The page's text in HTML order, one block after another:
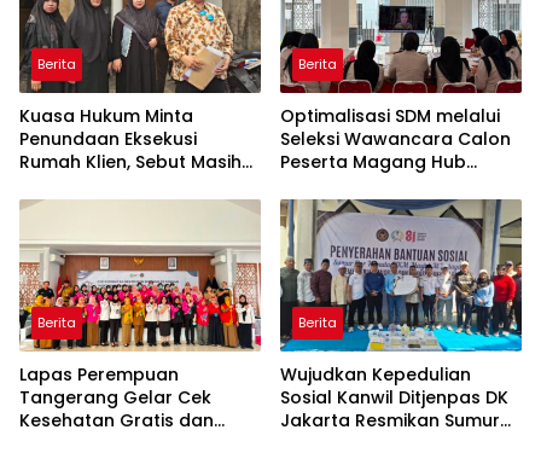
Berita
Kuasa Hukum Minta
Penundaan Eksekusi
Rumah Klien, Sebut Masih
Hukum yang Berjalan
Berita
Optimalisasi SDM melalui
Seleksi Wawancara Calon
Peserta Magang Hub
2026
Berita
Lapas Perempuan
Tangerang Gelar Cek
Kesehatan Gratis dan
Berita
Wujudkan Kepedulian
Sosial Kanwil Ditjenpas DK
Jakarta Resmikan Sumur